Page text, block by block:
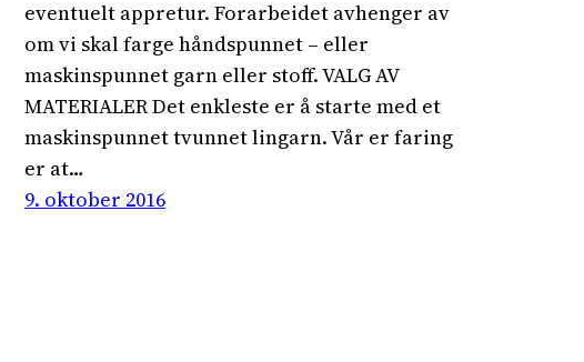
eventuelt appretur. Forarbeidet avhenger av
om vi skal farge håndspunnet – eller
maskinspunnet garn eller stoff. VALG AV
MATERIALER Det enkleste er å starte med et
maskinspunnet tvunnet lingarn. Vår er faring
er at…
9. oktober 2016